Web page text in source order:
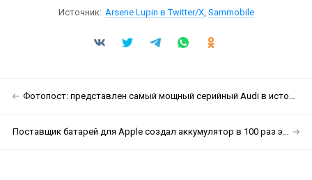
Источник: Arsene Lupin в Twitter/X, Sammobile
Фотопост: представлен самый мощный серийный Audi в истории
Поставщик батарей для Apple создал аккумулятор в 100 раз энергоэффективнее обычного